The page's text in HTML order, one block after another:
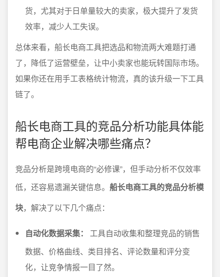
货，尤其对于日单量较大的卖家，极大提升了发货
效率，减少人工失误。
总体来看，船长电商工具把选品和物流两大难题打通
了，降低了运营壁垒，让中小卖家也能玩转国际市场。
如果你还在用手工表格统计物流，真的该升级一下工具
链了。
船长电商工具的竞品分析功能具体能
帮电商企业解决哪些痛点？
竞品分析是跨境电商的“必修课”，但手动分析不仅效率
低，还容易遗漏关键信息。 船长电商工具的竞品分析模
块，解决了以下几个痛点：
自动化数据采集：
工具自动收集和整理竞品的销售
数据、价格曲线、类目排名、评论数量和评分变
化，让竞争情报一目了然。